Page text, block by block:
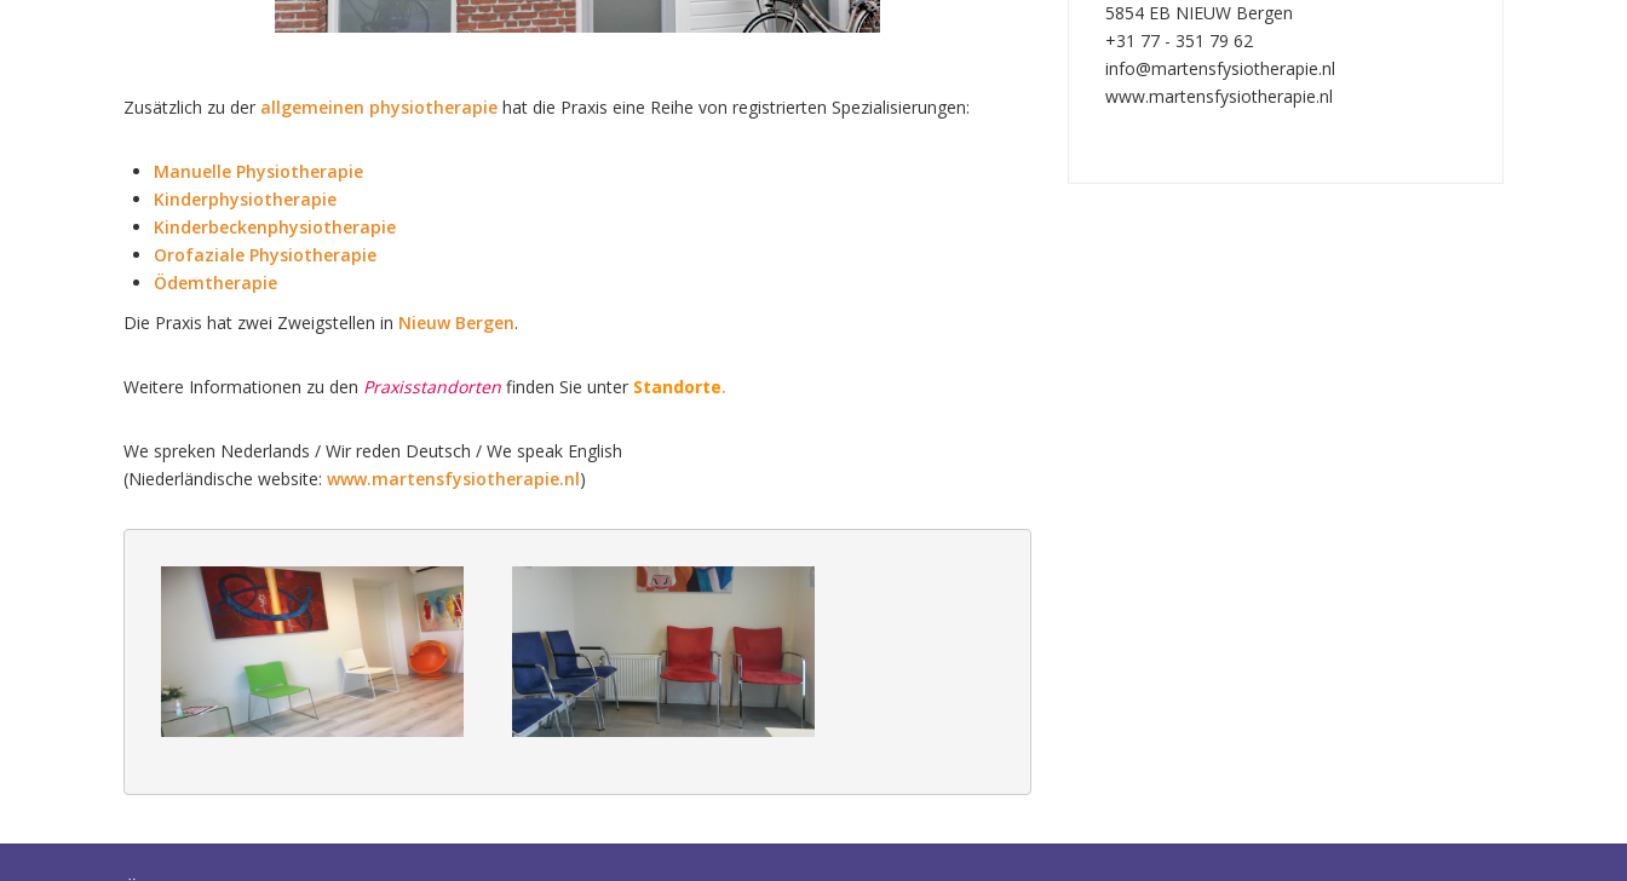
Zusätzlich zu der allgemeinen physiotherapie hat die Praxis eine Reihe von registrierten Spezialisierungen:
Manuelle Physiotherapie
Kinderphysiotherapie
Kinderbeckenphysiotherapie
Orofaziale Physiotherapie
Ödemtherapie
​Die Praxis hat zwei Zweigstellen in Nieuw Bergen.
Weitere Informationen zu den Praxisstandorten finden Sie unter Standorte.
We spreken Nederlands / Wir reden Deutsch / We speak English
(Niederländische website: www.martensfysiotherapie.nl)
5854 EB NIEUW Bergen
+31 77 - 351 79 62
info@martensfysiotherapie.nl
www.martensfysiotherapie.nl